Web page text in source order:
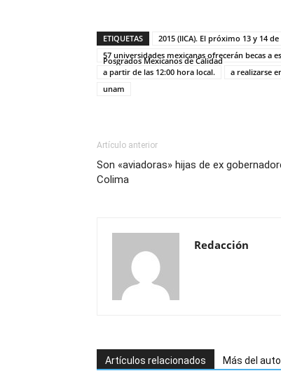
ETIQUETAS 2015 (IICA). El próximo 13 y 14
57 universidades mexicanas ofrecerán becas a
Posgrados Mexicanos de Calidad
a partir de las 12:00 hora local.
a realizarse
unam
Artículo anterior
Son «aviadoras» hijas de ex
Colima
Redacción
Artículos relacionados Más del